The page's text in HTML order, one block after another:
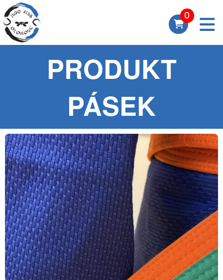
PRODUKT
PÁSEK